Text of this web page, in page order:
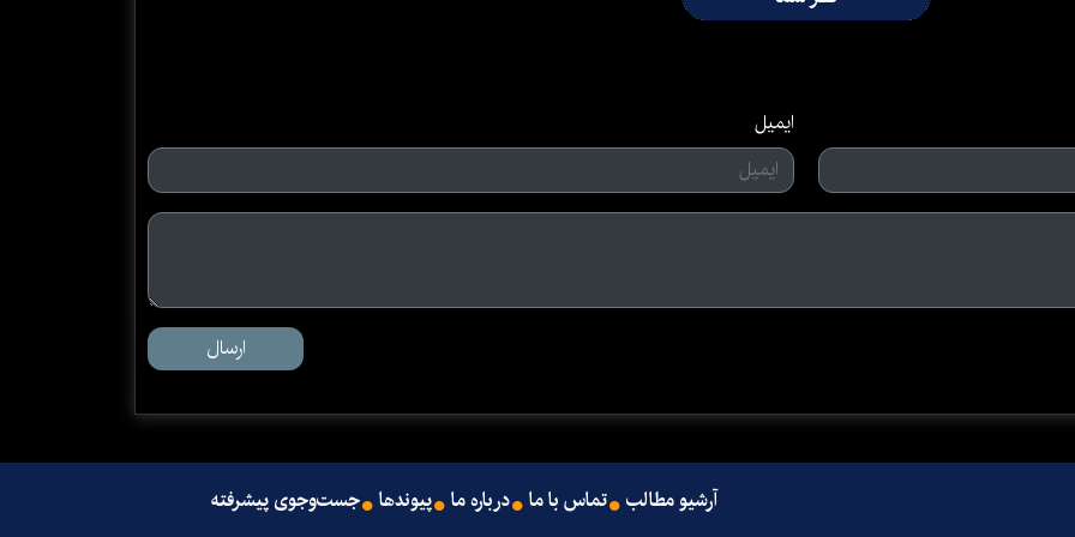
ایمیل
ارسال
آرشیو مطالب تماس با ما درباره ما پیوندها جست‌وجوی پیشرفته